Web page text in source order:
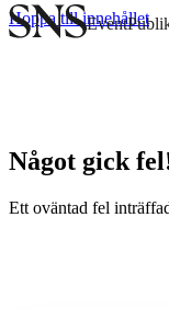
Hoppa till innehållet
Event
Något gick
Ett oväntad fel